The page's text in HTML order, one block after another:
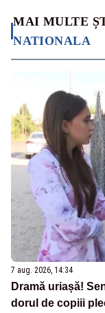
MAI MULTE
NATIONALA
7 aug. 2026, 14:34
Dramă uriașă!
dorul de copiii